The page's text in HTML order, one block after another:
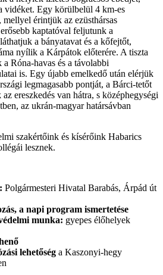
vidéket. Egy körülbelül 4 km-es
érintjük az ezüsthársas
kaptatóval feljutunk a
a bányatavat és a kőfejtőt,
nyílik a Kárpátok előterére. A tiszta
Róna-havas és a távolabbi
is. Egy újabb emelkedő után elérjük
legmagasabb pontját, a Bárci-tetőt
ereszkedés van hátra, s középhegységi
az ukrán-magyar határsávban
szakértőink és kísérőink Habarics
lesznek.
Polgármesteri Hivatal Barabás, Árpád út
a napi program ismertetése
munka: gyepes élőhelyek
lehetőség a Kaszonyi-hegy